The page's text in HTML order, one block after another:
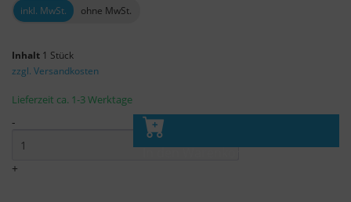
inkl. MwSt. ohne MwSt.
Inhalt 1 Stück
zzgl. Versandkosten
Lieferzeit ca. 1-3 Werktage
-
+
In den Warenkorb